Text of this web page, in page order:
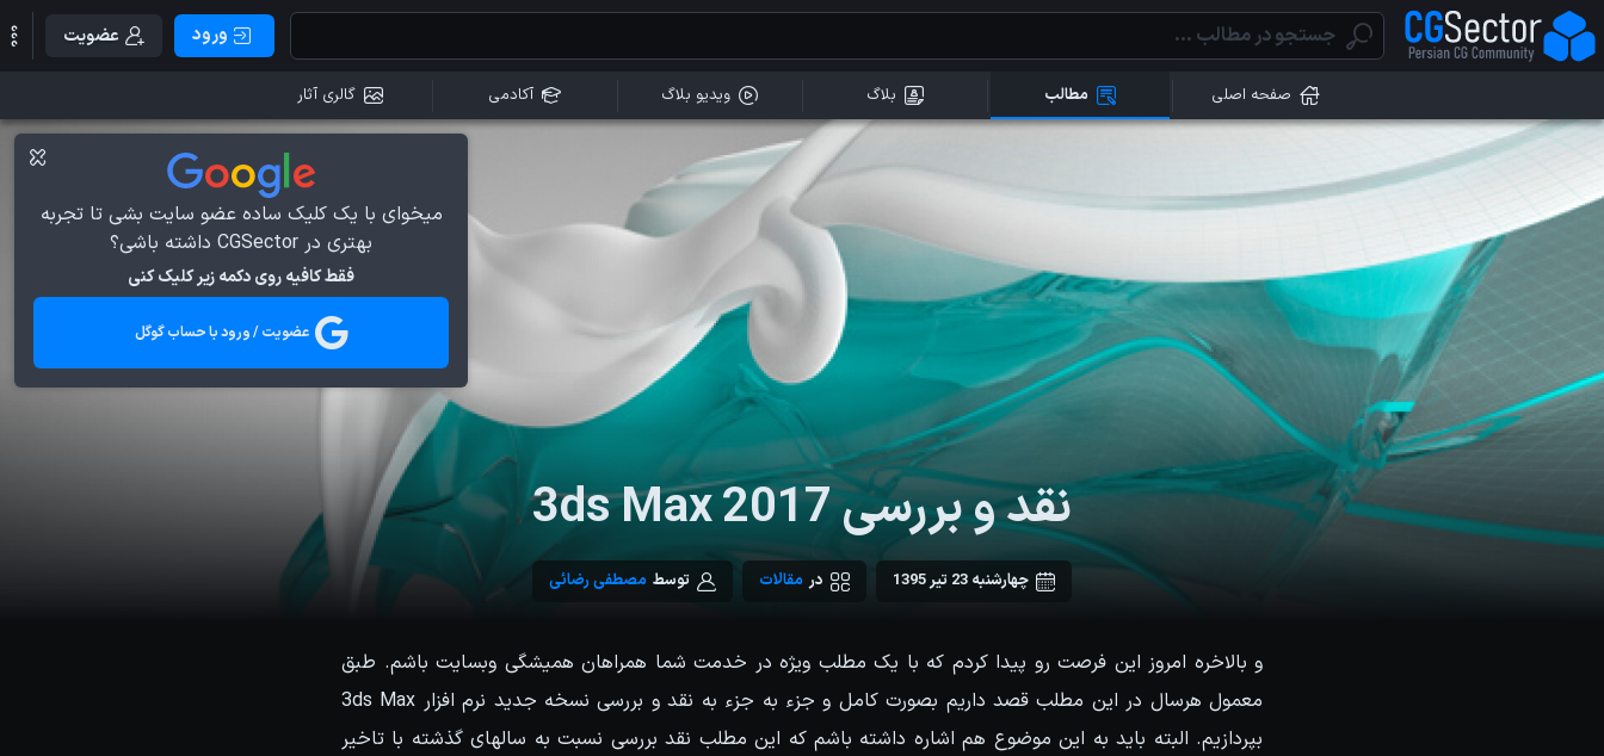
ورود عضویت
صفحه اصلی مطالب بلاگ ویدیو بلاگ آکادمی گالری آثار
میخوای با یک کلیک ساده عضو سایت بشی تا تجربه
بهتری در CGSector داشته باشی؟
فقط کافیه روی دکمه زیر کلیک کنی
عضویت / ورود با حساب گوگل
نقد و بررسی 3ds Max 2017
چهارشنبه 23 تیر 1395 در مقالات توسط مصطفی رضائی
و بالاخره امروز این فرصت رو پیدا کردم که با یک مطلب ویژه در خدمت شما همراهان همیشگی وبسایت باشم. طبق
معمول هرسال در این مطلب قصد داریم بصورت کامل و جزء به جزء به نقد و بررسی نسخه جدید نرم افزار 3ds Max
بپردازیم. البته باید به این موضوع هم اشاره داشته باشم که این مطلب نقد بررسی نسبت به سالهای گذشته با تاخیر